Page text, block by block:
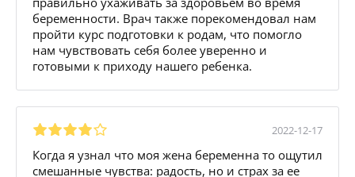
беременности. Врач также порекомендовал нам
пройти курс подготовки к родам, что помогло
нам чувствовать себя более уверенно и
готовыми к приходу нашего ребенка.
2022-12-17
Когда я узнал что моя жена беременна то ощутил
смешанные чувства: радость, но и страх за ее